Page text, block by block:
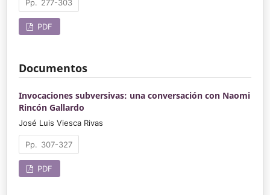
277-303
PDF
Documentos
Invocaciones subversivas: una conversación con Naomi
Rincón Gallardo
José Luis Viesca Rivas
307-327
PDF